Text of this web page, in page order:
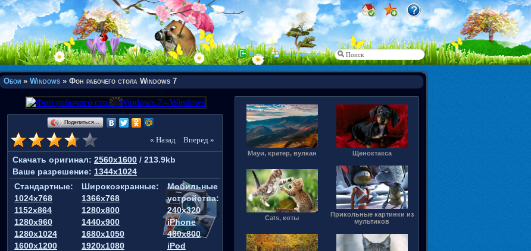
Вход Регистрация
Обои » Windows » Фон рабочего стола Windows 7
Поделиться…
« Назад Вперед »
Скачать оригинал: 2560x1600 / 213.9kb
Ваше разрешение: 1344x1024
Стандартные:
1024x768
1152x864
1280x960
1280x1024
1600x1200
Широкоэкранные:
1366x768
1280x800
1440x900
1680x1050
1920x1080
Мобильные
устройства:
240x320
iPhone
480x800
iPod
Мауи, кратер, вулкан Щеноктакса
Cats, коты
Прикольные картинки из
мультиков